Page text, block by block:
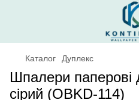
Каталог Дуплекс
Шпалери паперові
сірий (OBKD-114)